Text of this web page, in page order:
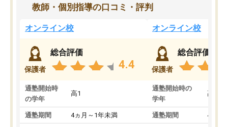
教師・個別指導の口コミ・評判
オンライン校
保護者
総合評価
4.4
通塾開始時
の学年
高1
通塾期間 4ヵ月～1年未満
オンライン校
保護者
総合評価
通塾開始時の
学年
高3
通塾期間 4ヵ月